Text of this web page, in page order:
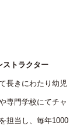
ストラクター
長きにわたり幼児
専門学校にてチャ
担当し、毎年1000